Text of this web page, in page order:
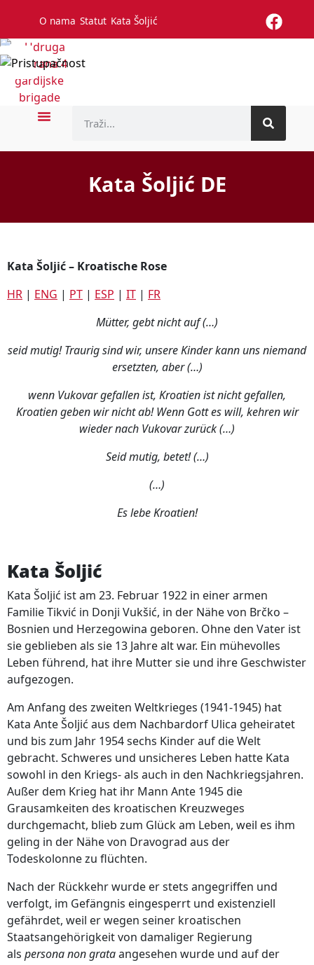
O nama Statut Kata Šoljić
Kata Šoljić DE
Kata Šoljić – Kroatische Rose
HR | ENG | PT | ESP | IT | FR
Mütter, gebt nicht auf (…)
seid mutig! Traurig sind wir, unsere Kinder kann uns niemand
ersetzten, aber (…)
wenn Vukovar gefallen ist, Kroatien ist nicht gefallen,
Kroatien geben wir nicht ab! Wenn Gott es will, kehren wir
wieder nach Vukovar zurück (…)
Seid mutig, betet! (…)
(…)
Es lebe Kroatien!
Kata Šoljić
Kata Šoljić ist am 23. Februar 1922 in einer armen
Familie Tikvić in Donji Vukšić, in der Nähe von Brčko –
Bosnien und Herzegowina geboren. Ohne den Vater ist
sie geblieben als sie 13 Jahre alt war. Ein mühevolles
Leben führend, hat ihre Mutter sie und ihre Geschwister
aufgezogen.
Am Anfang des zweiten Weltkrieges (1941-1945) hat
Kata Ante Šoljić aus dem Nachbardorf Ulica geheiratet
und bis zum Jahr 1954 sechs Kinder auf die Welt
gebracht. Schweres und unsicheres Leben hatte Kata
sowohl in den Kriegs- als auch in den Nachkriegsjahren.
Außer dem Krieg hat ihr Mann Ante 1945 die
Grausamkeiten des kroatischen Kreuzweges
durchgemacht, blieb zum Glück am Leben, weil es ihm
geling in der Nähe von Dravograd aus der
Todeskolonne zu flüchten.
Nach der Rückkehr wurde er stets angegriffen und
verfolgt, im Gefängnis eingesperrt und existenziell
gefährdet, weil er wegen seiner kroatischen
Staatsangehörigkeit von damaliger Regierung
als persona non grataangesehen wurde und auf der